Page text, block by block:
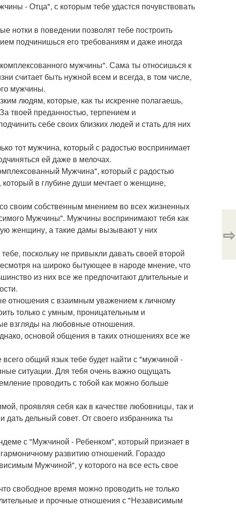
- Отца", с которым тебе удастся почувствовать
нотки в поведении позволят тебе построить
подчинишься его требованиям и даже иногда
мужчины". Сама ты относишься к
считает быть нужной всем и всегда, в том числе,
мужчины.
людям, которые, как ты искренне полагаешь,
твоей преданностью, терпением и
себе своих близких людей и стать для них
тот мужчина, который с радостью воспринимает
ей даже в мелочах.
Мужчина", который с радостью
в глубине души мечтает о женщине,
своим собственным мнением во всех жизненных
Мужчины". Мужчины воспринимают тебя как
женщину, а такие дамы вызывают у них
поскольку не привыкли давать своей второй
на широко бытующее в народе мнение, что
из них все же предпочитают длительные и
отношения с взаимным уважением к личному
только с умным, проницательным и
взгляды на любовные отношения.
основой общения в таких отношениях все же
общий язык тебе будет найти с "мужчиной -
ситуации. Для тебя очень важно ощущать
проводить с тобой как можно больше
проявляя себя как в качестве любовницы, так и
дать дельный совет. От своего избранника ты
с "Мужчиной - Ребенком", который признает в
развитию отношений. Гораздо
Мужчиной", у которого на все есть свое
свободное время можно проводить не только
и прочные отношения с "Независимым
⇨